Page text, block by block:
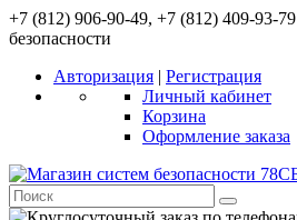
+7 (812) 906-90-49, +7 (812) 409-93-
безопасности
Авторизация | Регистрация
Личный кабинет
Корзина
Оформление заказа